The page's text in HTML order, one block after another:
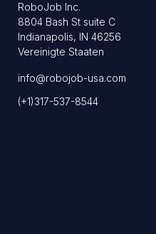
RoboJob Inc.
8804 Bash St suite C
Indianapolis, IN 46256
Vereinigte Staaten
info@robojob-usa.com
(+1)317-537-8544